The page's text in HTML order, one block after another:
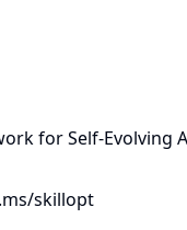
for Self-Evolving
skillopt